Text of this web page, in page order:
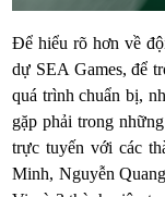
Để hiểu rõ hơn về
dự SEA Games, để
quá trình chuẩn bị,
gặp phải trong
trực tuyến với các
Minh, Nguyễn